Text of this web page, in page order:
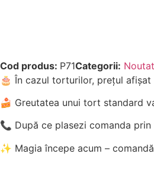
Cod produs: P71Categorii:
🎂 În cazul torturilor, prețul afișat
🍰 Greutatea unui tort standard
📞 După ce plasezi comanda
✨ Magia începe acum –